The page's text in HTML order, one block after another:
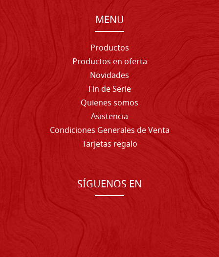
MENU
Productos
Productos en oferta
Novidades
Fin de Serie
Quienes somos
Asistencia
Condiciones Generales de Venta
Tarjetas regalo
SÍGUENOS EN